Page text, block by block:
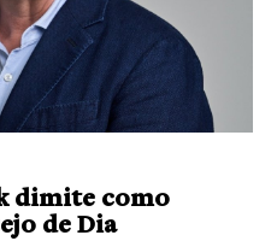
dimite como
de Dia